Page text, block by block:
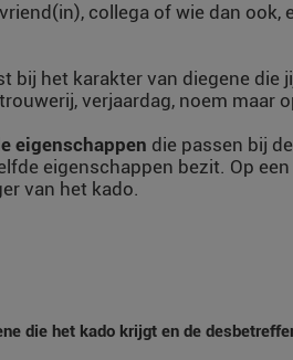
collega of wie dan ook,
bij het karakter van diegene die
verjaardag, noem maar
eigenschappen die passen bij
eigenschappen bezit. Op
van het kado.
die het kado krijgt en de